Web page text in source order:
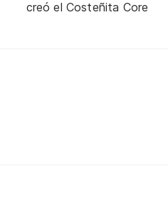
creó el Costeñita Core